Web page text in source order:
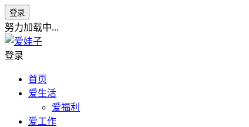
登录
努力加载中...
登录
首页
爱生活
爱福利
爱工作